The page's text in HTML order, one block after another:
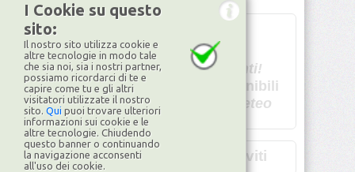
U - -
Spiacenti!
non disponibili
Dati meteo
©2026ilMeteo.it
Iscriviti
I Cookie su questo
sito:
Il nostro sito utilizza cookie e
altre tecnologie in modo tale
che sia noi, sia i nostri partner,
possiamo ricordarci di te e
capire come tu e gli altri
visitatori utilizzate il nostro
sito. Qui puoi trovare ulteriori
informazioni sui cookie e le
altre tecnologie. Chiudendo
questo banner o continuando
la navigazione acconsenti
all'uso dei cookie.